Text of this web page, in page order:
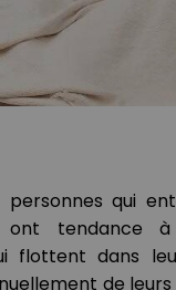
personnes qui
ont tendance
flottent dans
de